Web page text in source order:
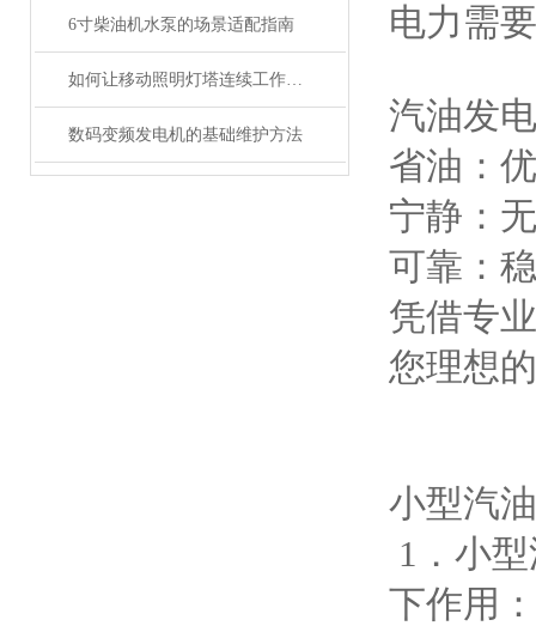
6寸柴油机水泵的场景适配指南
如何让移动照明灯塔连续工作100小时？节能模式与油箱扩容技巧
数码变频发电机的基础维护方法
电力需
汽油发
省油：
宁静：
可靠：
凭借专
您理想
小型汽
1．小
下作用：